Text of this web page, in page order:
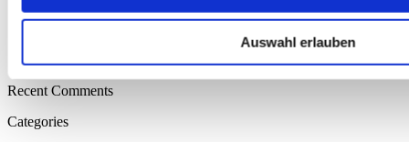
Auswahl erlauben
Oktober 2015
März 2012
Recent Comments
Categories